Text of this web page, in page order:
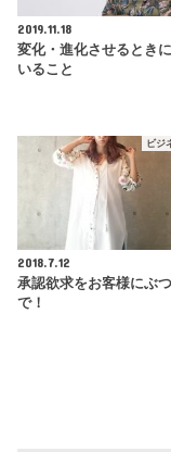
2019.11.18
変化・進化させるとき
いること
ビジ
2018.7.12
承認欲求をお客様にぶ
で！